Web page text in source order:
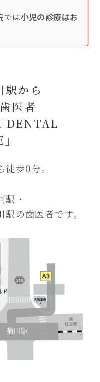
では小児の診療はお
駅から
医者
DENTAL
歩0分。
・
の歯医者です。